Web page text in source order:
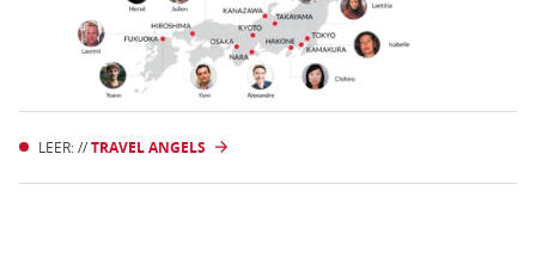
LEER: //TRAVEL ANGELS